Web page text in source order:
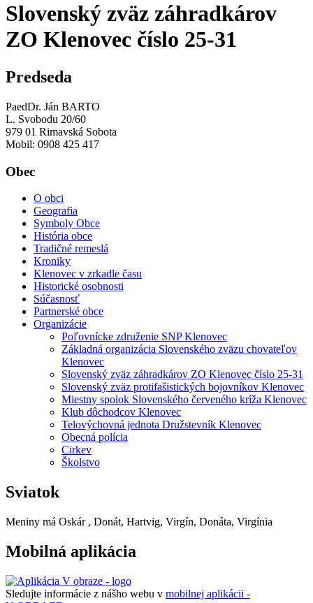
Slovenský zväz záhradkárov
ZO Klenovec číslo 25-31
Predseda
PaedDr. Ján BARTO
L. Svobodu 20/60
979 01 Rimavská Sobota
Mobil: 0908 425 417
Obec
O obci
Geografia
Symboly Obce
História obce
Tradičné remeslá
Kroniky
Klenovec v zrkadle času
Historické osobnosti
Súčasnosť
Partnerské obce
Organizácie
Poľovnícke združenie SNP Klenovec
Základná organizácia Slovenského zväzu chovateľov
Klenovec
Slovenský zväz záhradkárov ZO Klenovec číslo 25-31
Slovenský zväz protifašistických bojovníkov Klenovec
Miestny spolok Slovenského červeného kríža Klenovec
Klub dôchodcov Klenovec
Telovýchovná jednota Družstevník Klenovec
Obecná polícia
Cirkev
Školstvo
Sviatok
Meniny má Oskár , Donát, Hartvig, Virgín, Donáta, Virgínia
Mobilná aplikácia
Sledujte informácie z nášho webu v mobilnej aplikácii -